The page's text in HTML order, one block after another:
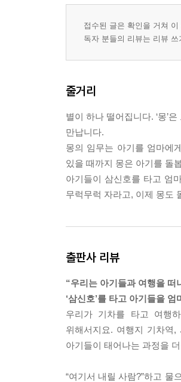
접수된 글은 확인을 거쳐 이
독자 분들의 리뷰는 리뷰
줄거리
별이 하나 떨어집니다. ‘몽’
만납니다.
몽의 임무는 아기를 엄마에
있을 때까지 몽은 아기를 돌
아기들이 삼신호를 타고 엄
무럭무럭 자라고, 이제 몽도
출판사 리뷰
“우리는 아기들과 여행을 떠
‘삼신호’를 타고 아기들을
우리가 기차를 타고 여행
위해서지요. 여행지 기차역
아기들이 태어나는 과정을
“여기서 내릴 사람?”하고 물